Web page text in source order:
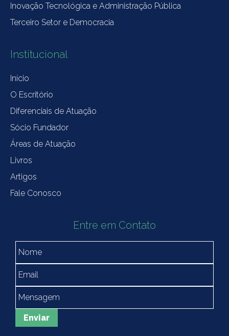
Inovação Tecnológica e Administração Pública
Terceiro Setor e Democracia
Institucional
Início
O Escritório
Diferenciais de Atuação
Sócio Fundador
Áreas de Atuação
Livros
Artigos
Fale Conosco
Entre em Contato